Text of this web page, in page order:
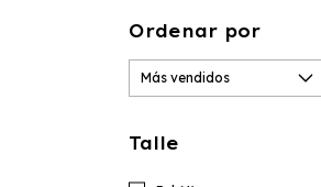
Ordenar por
Talle